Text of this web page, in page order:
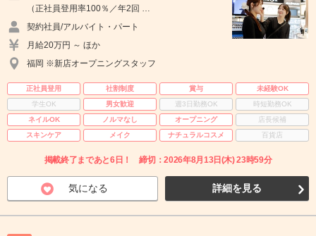
（正社員登用率100％／年2回 …
契約社員/アルバイト・パート
月給20万円 ～ ほか
福岡 ※新店オープニングスタッフ
正社員登用 社割制度 賞与
未経験OK
学生OK
男女歓迎 週3日勤務OK
時短勤務OK
ネイルOK
ノルマなし オープニング
店長候補
スキンケア
メイク ナチュラルコスメ 百貨店
掲載終了まであと6日！ 締切：2026年8月13日(木) 23時59分
気になる 詳細を見る